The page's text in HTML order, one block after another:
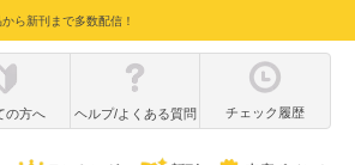
ら新刊まで多数配信！
の方へ ヘルプ/よくある質問 チェック履歴